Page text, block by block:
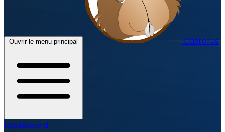
Ouvrir le menu principal Castorus
Dashboard